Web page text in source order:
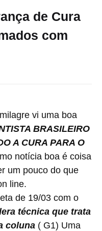
de Cura
com
vi uma boa
BRASILEIRO
A CURA PARA O
notícia boa é coisa
um pouco do que
line.
de 19/03 com o
técnica que trata
coluna ( G1) Uma